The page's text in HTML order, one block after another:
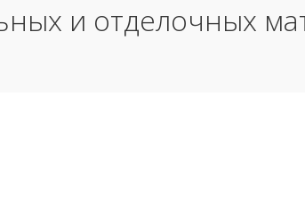
и отделочных